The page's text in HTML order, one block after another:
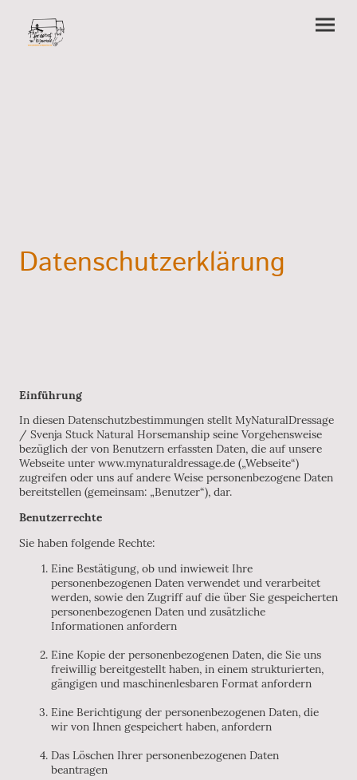
Datenschutzerklärung
Einführung
In diesen Datenschutzbestimmungen stellt MyNaturalDressage
/ Svenja Stuck Natural Horsemanship seine Vorgehensweise
bezüglich der von Benutzern erfassten Daten, die auf unsere
Webseite unter www.mynaturaldressage.de („Webseite“)
zugreifen oder uns auf andere Weise personenbezogene Daten
bereitstellen (gemeinsam: „Benutzer“), dar.
Benutzerrechte
Sie haben folgende Rechte:
Eine Bestätigung, ob und inwieweit Ihre
personenbezogenen Daten verwendet und verarbeitet
werden, sowie den Zugriff auf die über Sie gespeicherten
personenbezogenen Daten und zusätzliche
Informationen anfordern
Eine Kopie der personenbezogenen Daten, die Sie uns
freiwillig bereitgestellt haben, in einem strukturierten,
gängigen und maschinenlesbaren Format anfordern
Eine Berichtigung der personenbezogenen Daten, die
wir von Ihnen gespeichert haben, anfordern
Das Löschen Ihrer personenbezogenen Daten
beantragen